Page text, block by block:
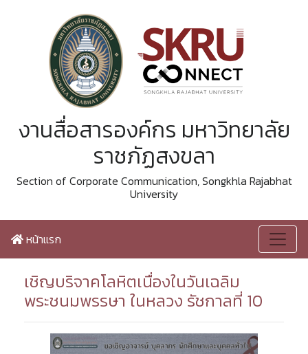
งานสื่อสารองค์กร มหาวิทยาลัย
ราชภัฏสงขลา
Section of Corporate Communication, Songkhla Rajabhat
University
หน้าแรก
เชิญบริจาคโลหิตเนื่องในวันเฉลิม
พระชนมพรรษา ในหลวง รัชกาลที่ 10